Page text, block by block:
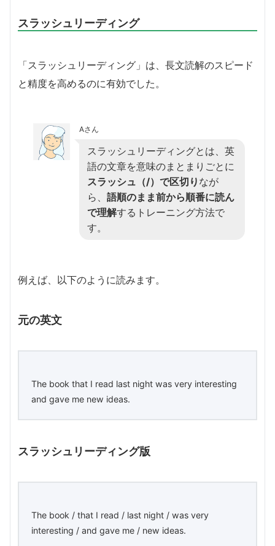
スラッシュリーディング
「スラッシュリーディング」は、長文読解のスピード
と精度を高めるのに有効でした。
Aさん
スラッシュリーディングとは、英
語の文章を意味のまとまりごとに
スラッシュ（/）で区切り なが
ら、 語順のまま前から順番に読ん
で理解するトレーニング方法で
す。
例えば、以下のように読みます。
元の英文
The book that I read last night was very interesting
and gave me new ideas.
スラッシュリーディング版
The book / that I read / last night / was very
interesting / and gave me / new ideas.